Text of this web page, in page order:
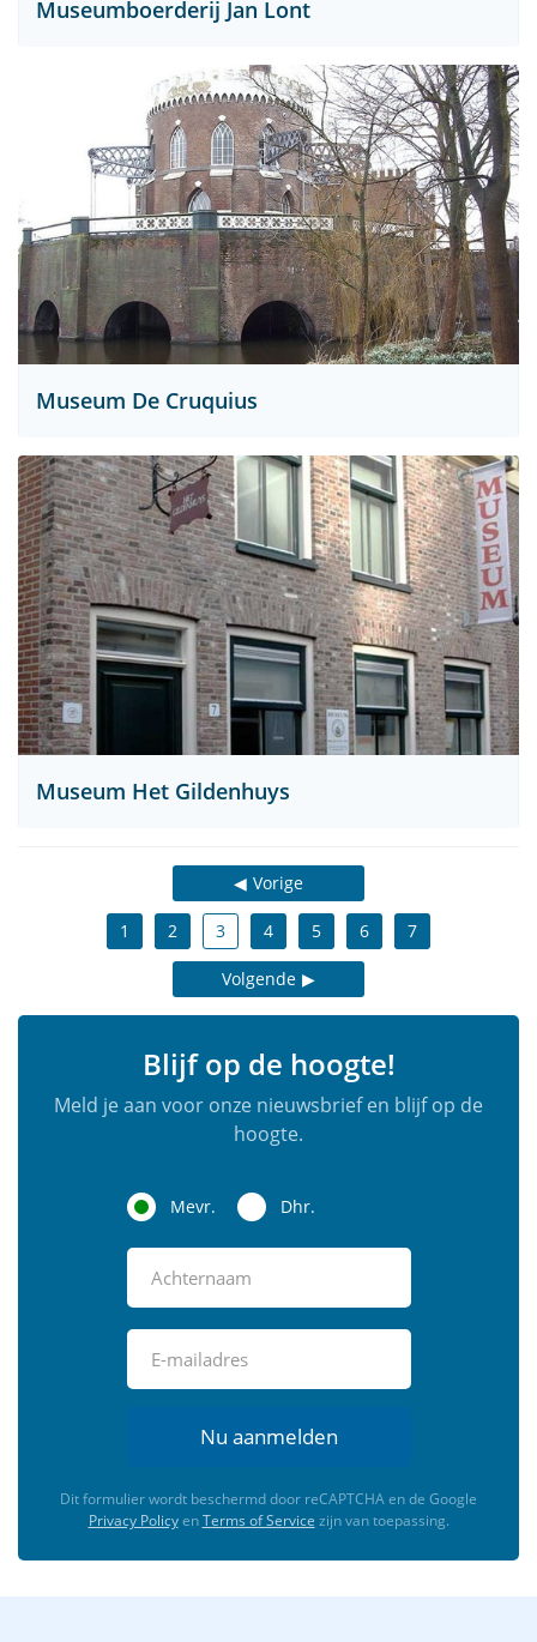
Museumboerderij Jan Lont
Museum De Cruquius
Museum Het Gildenhuys
Vorige
1 2 3 4 5 6 7
Volgende
Blijf op de hoogte!
Meld je aan voor onze nieuwsbrief en blijf op de
hoogte.
Mevr. Dhr.
Nu aanmelden
Dit formulier wordt beschermd door reCAPTCHA en de Google
Privacy PolicyenTerms of Service zijn van toepassing.